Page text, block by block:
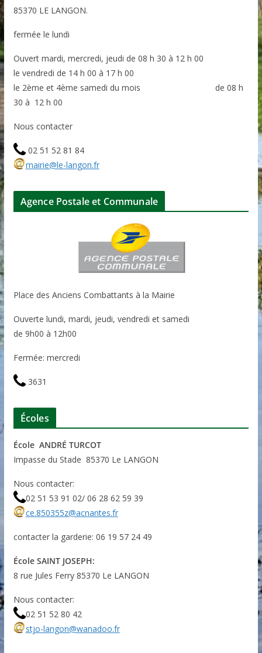
85370 LE LANGON.
fermée le lundi
Ouvert mardi, mercredi, jeudi de 08 h 30 à 12 h 00
le vendredi de 14 h 00 à 17 h 00
le 2ème et 4ème samedi du mois de 08 h
30 à 12 h 00
Nous contacter
02 51 52 81 84
mairie@le-langon.fr
Agence Postale et Communale
Place des Anciens Combattants à la Mairie
Ouverte lundi, mardi, jeudi, vendredi et samedi
de 9h00 à 12h00
Fermée: mercredi
3631
Écoles
École ANDRÉ TURCOT
Impasse du Stade 85370 Le LANGON
Nous contacter:
02 51 53 91 02/ 06 28 62 59 39
ce.850355z@acnantes.fr
contacter la garderie: 06 19 57 24 49
École SAINT JOSEPH:
8 rue Jules Ferry 85370 Le LANGON
Nous contacter:
02 51 52 80 42
stjo-langon@wanadoo.fr